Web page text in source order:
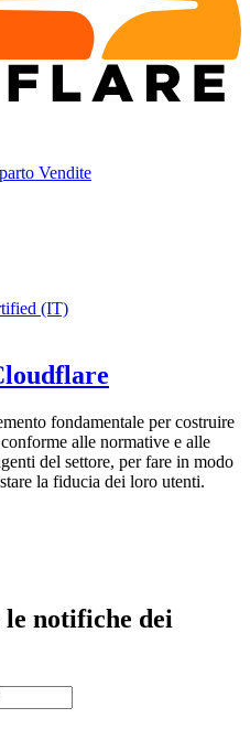
Vendite
(IT)
fondamentale per costruire
alle normative e alle
del settore, per fare in modo
la fiducia dei loro utenti.
notifiche dei